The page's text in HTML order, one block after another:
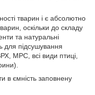
тварин і є абсолютно
оскільки до складу
та натуральні
для підсушування
МРС, всі види птиці,
в ємність заповнену